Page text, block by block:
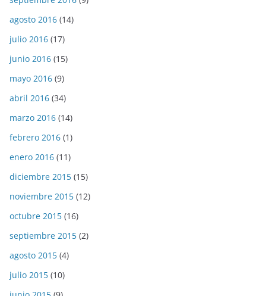
agosto 2016 (14)
julio 2016 (17)
junio 2016 (15)
mayo 2016 (9)
abril 2016 (34)
marzo 2016 (14)
febrero 2016 (1)
enero 2016 (11)
diciembre 2015 (15)
noviembre 2015 (12)
octubre 2015 (16)
septiembre 2015 (2)
agosto 2015 (4)
julio 2015 (10)